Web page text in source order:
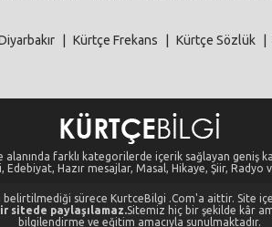
Kürtçe Frekans Kürtçe Sözlük
alanında farklı kategorilerde içerik sağlayan geniş
Edebiyat, Hazır mesajlar, Masal, Hikaye, Şiir, Radyo
sürece KurtceBilgi .Com'a aittir. Site
sitede paylaşılamaz.Sitemiz hiç bir şekilde kâr
bilgilendirme ve eğitim amacıyla sunulmaktadır.